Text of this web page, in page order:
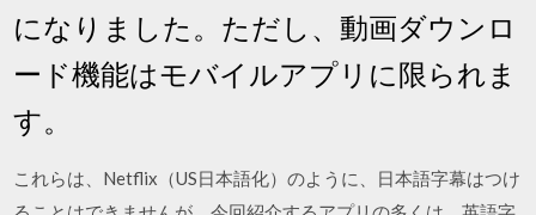
になりました。ただし、動画ダウンロ
ード機能はモバイルアプリに限られま
す。
これらは、Netflix（US日本語化）のように、日本語字幕はつけ